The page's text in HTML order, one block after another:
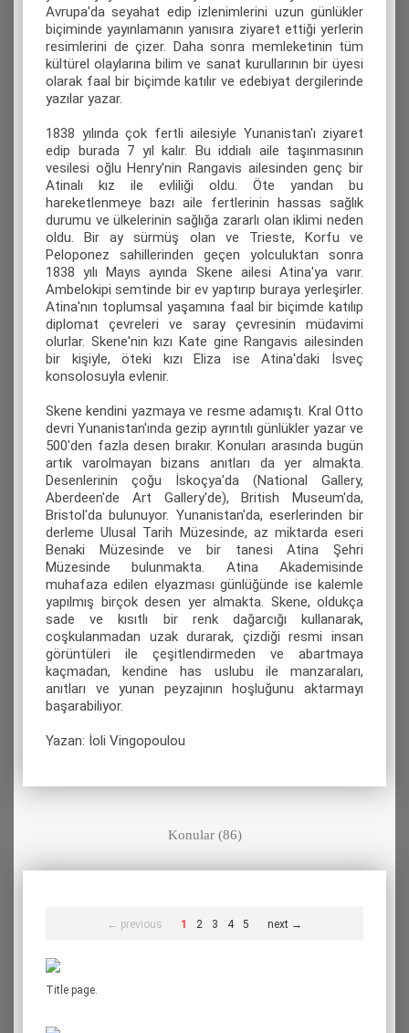
Avrupa'da seyahat edip izlenimlerini uzun günlükler
biçiminde yayınlamanın yanısıra ziyaret ettiği yerlerin
resimlerini de çizer. Daha sonra memleketinin tüm
kültürel olaylarına bilim ve sanat kurullarının bir üyesi
olarak faal bir biçimde katılır ve edebiyat dergilerinde
yazılar yazar.
1838 yılında çok fertli ailesiyle Yunanistan'ı ziyaret
edip burada 7 yıl kalır. Bu iddialı aile taşınmasının
vesilesi oğlu Henry'nin Rangavis ailesinden genç bir
Atinalı kız ile evliliği oldu. Öte yandan bu
hareketlenmeye bazı aile fertlerinin hassas sağlık
durumu ve ülkelerinin sağlığa zararlı olan iklimi neden
oldu. Bir ay sürmüş olan ve Trieste, Korfu ve
Peloponez sahillerinden geçen yolculuktan sonra
1838 yılı Mayıs ayında Skene ailesi Atina'ya varır.
Ambelokipi semtinde bir ev yaptırıp buraya yerleşirler.
Atina'nın toplumsal yaşamına faal bir biçimde katılıp
diplomat çevreleri ve saray çevresinin müdavimi
olurlar. Skene'nin kızı Kate gine Rangavis ailesinden
bir kişiyle, öteki kızı Eliza ise Atina'daki İsveç
konsolosuyla evlenir.
Skene kendini yazmaya ve resme adamıştı. Kral Otto
devri Yunanistan'ında gezip ayrıntılı günlükler yazar ve
500'den fazla desen bırakır. Konuları arasında bugün
artık varolmayan bizans anıtları da yer almakta.
Desenlerinin çoğu İskoçya'da (National Gallery,
Aberdeen'de Art Gallery'de), British Museum'da,
Bristol'da bulunuyor. Yunanistan'da, eserlerinden bir
derleme Ulusal Tarih Müzesinde, az miktarda eseri
Benaki Müzesinde ve bir tanesi Atina Şehri
Müzesinde bulunmakta. Atina Akademisinde
muhafaza edilen elyazması günlüğünde ise kalemle
yapılmış birçok desen yer almakta. Skene, oldukça
sade ve kısıtlı bir renk dağarcığı kullanarak,
coşkulanmadan uzak durarak, çizdiği resmi insan
görüntüleri ile çeşitlendirmeden ve abartmaya
kaçmadan, kendine has uslubu ile manzaraları,
anıtları ve yunan peyzajının hoşluğunu aktarmayı
başarabiliyor.
Yazan: İoli Vingopoulou
Konular (86)
← previous 1 2 3 4 5 next →
Title page.